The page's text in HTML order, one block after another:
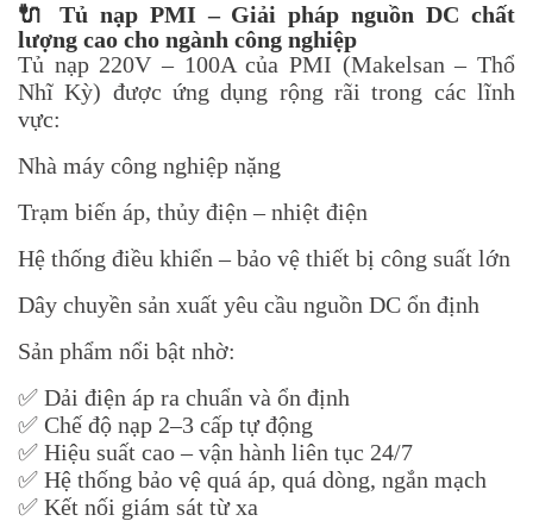
🔌 Tủ nạp PMI – Giải pháp nguồn DC chất
lượng cao cho ngành công nghiệp
Tủ nạp 220V – 100A của PMI (Makelsan – Thổ
Nhĩ Kỳ) được ứng dụng rộng rãi trong các lĩnh
vực:
Nhà máy công nghiệp nặng
Trạm biến áp, thủy điện – nhiệt điện
Hệ thống điều khiển – bảo vệ thiết bị công suất lớn
Dây chuyền sản xuất yêu cầu nguồn DC ổn định
Sản phẩm nổi bật nhờ:
✅ Dải điện áp ra chuẩn và ổn định
✅ Chế độ nạp 2–3 cấp tự động
✅ Hiệu suất cao – vận hành liên tục 24/7
✅ Hệ thống bảo vệ quá áp, quá dòng, ngắn mạch
✅ Kết nối giám sát từ xa